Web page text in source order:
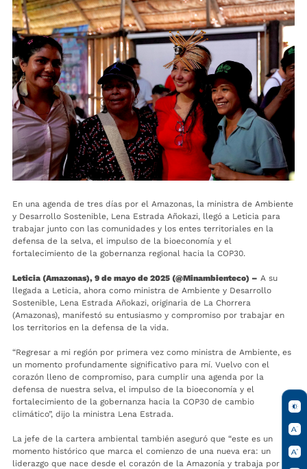
En una agenda de tres días por el Amazonas, la ministra de Ambiente
y Desarrollo Sostenible, Lena Estrada Añokazi, llegó a Leticia para
trabajar junto con las comunidades y los entes territoriales en la
defensa de la selva, el impulso de la bioeconomía y el
fortalecimiento de la gobernanza regional hacia la COP30.
Leticia (Amazonas), 9 de mayo de 2025 (@Minambienteco) – A su
llegada a Leticia, ahora como ministra de Ambiente y Desarrollo
Sostenible, Lena Estrada Añokazi, originaria de La Chorrera
(Amazonas), manifestó su entusiasmo y compromiso por trabajar en
los territorios en la defensa de la vida.
“Regresar a mi región por primera vez como ministra de Ambiente, es
un momento profundamente significativo para mí. Vuelvo con el
corazón lleno de compromiso, para cumplir una agenda por la
defensa de nuestra selva, el impulso de la bioeconomía y el
fortalecimiento de la gobernanza hacia la COP30 de cambio
climático”, dijo la ministra Lena Estrada.
La jefe de la cartera ambiental también aseguró que “este es un
momento histórico que marca el comienzo de una nueva era: un
liderazgo que nace desde el corazón de la Amazonía y trabaja por su